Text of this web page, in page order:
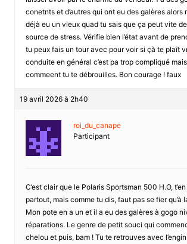
conetnts et d’autres qui ont eu des galères alors
déjà eu un vieux quad tu sais que ça peut vite
source de stress. Vérifie bien l’état avant de
tu peux fais un tour avec pour voir si çà te plaît
conduite en général c’est pa trop compliqué
commeent tu te débrouilles. Bon courage ! faux
19 avril 2026 à 2h40
roi_du_canape
Participant
C’est clair que le Polaris Sportsman 500 H.O,
partout, mais comme tu dis, faut pas se fier qu’à
Mon pote en a un et il a eu des galères à gogo
réparations. Le genre de petit souci qui
chelou et puis, bam ! Tu te retrouves avec